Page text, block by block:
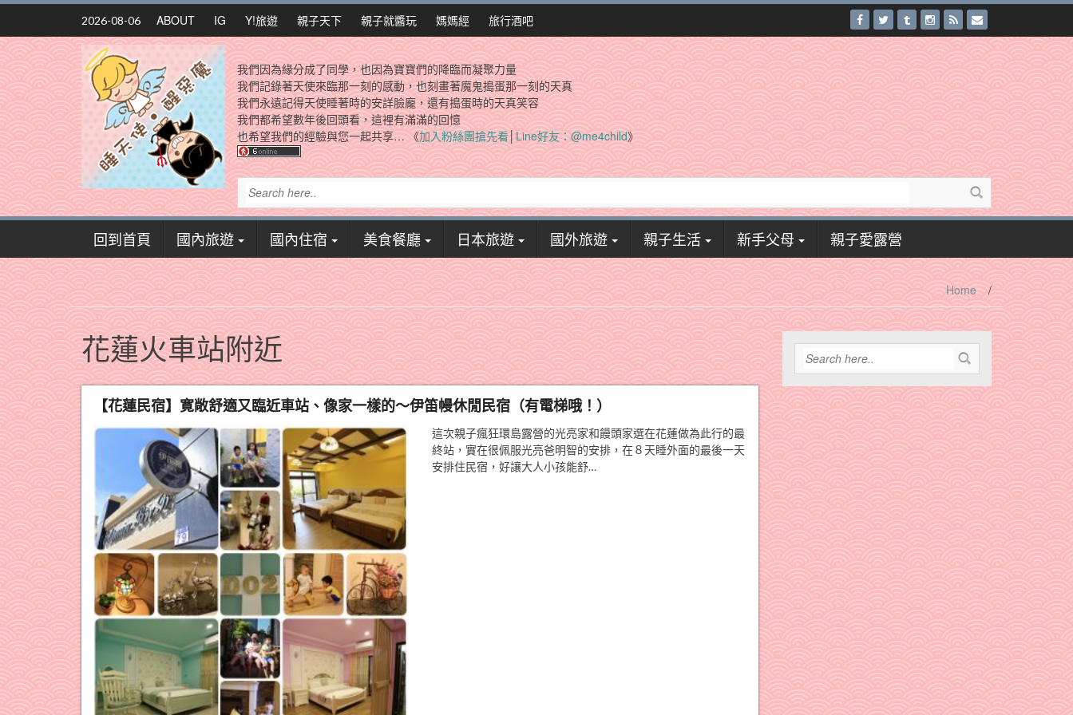
Skip
content
2026-08-06 ABOUT IG Y!旅遊 親子天下 親子就醬玩 媽媽經 旅行酒吧
我們因為緣分成了同學，也因為寶寶們的降臨而凝聚力量
我們記錄著天使來臨那一刻的感動，也刻畫著魔鬼搗蛋那一刻的天真
我們永遠記得天使睡著時的安詳臉龐，還有搗蛋時的天真笑容
我們都希望數年後回頭看，這裡有滿滿的回憶
也希望我們的經驗與您一起共享… 《加入粉絲團搶先看│Line好友：@me4child》
回到首頁 國內旅遊 國內住宿 美食餐廳 日本旅遊 國外旅遊 親子生活 新手父母 親子愛露營
Home /
花蓮火車站附近
【花蓮民宿】寛敞舒適又臨近車站、像家一樣的～伊笛幔休閒民宿（有電梯哦！）
這次親子瘋狂環島露營的光亮家和饅頭家選在花蓮做為此行的最
終站，實在很佩服光亮爸明智的安排，在８天睡外面的最後一天
安排住民宿，好讓大人小孩能舒…